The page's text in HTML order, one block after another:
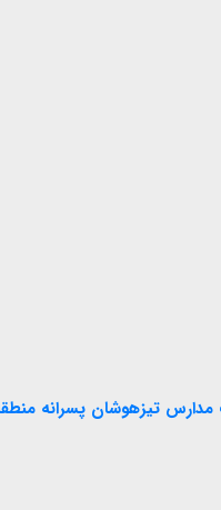
تیزهوشان پسرانه منطقه ۶